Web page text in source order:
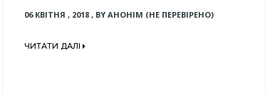
06 КВІТНЯ , 2018, BY АНОНІМ (НЕ ПЕРЕВІРЕНО)
ЧИТАТИ ДАЛІ